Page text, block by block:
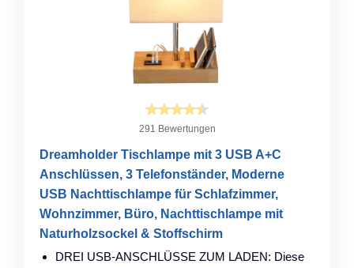
291 Bewertungen
Dreamholder Tischlampe mit 3 USB A+C
Anschlüssen, 3 Telefonständer, Moderne
USB Nachttischlampe für Schlafzimmer,
Wohnzimmer, Büro, Nachttischlampe mit
Naturholzsockel & Stoffschirm
DREI USB-ANSCHLÜSSE ZUM LADEN: Diese